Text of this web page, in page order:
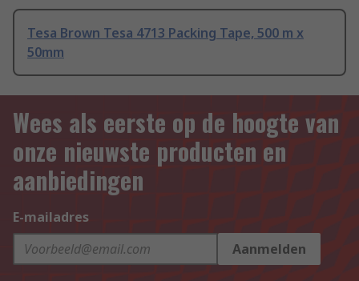
Tesa Brown Tesa 4713 Packing Tape, 500 m x
50mm
Wees als eerste op de hoogte van
onze nieuwste producten en
aanbiedingen
E-mailadres
Aanmelden